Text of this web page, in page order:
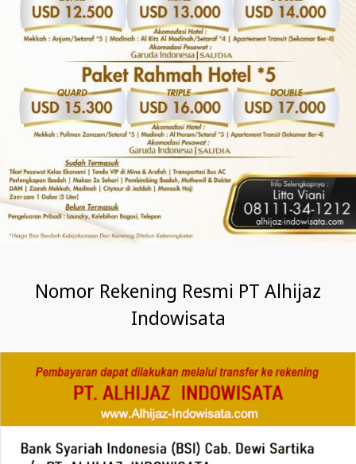
Nomor Rekening Resmi PT Alhijaz
Indowisata